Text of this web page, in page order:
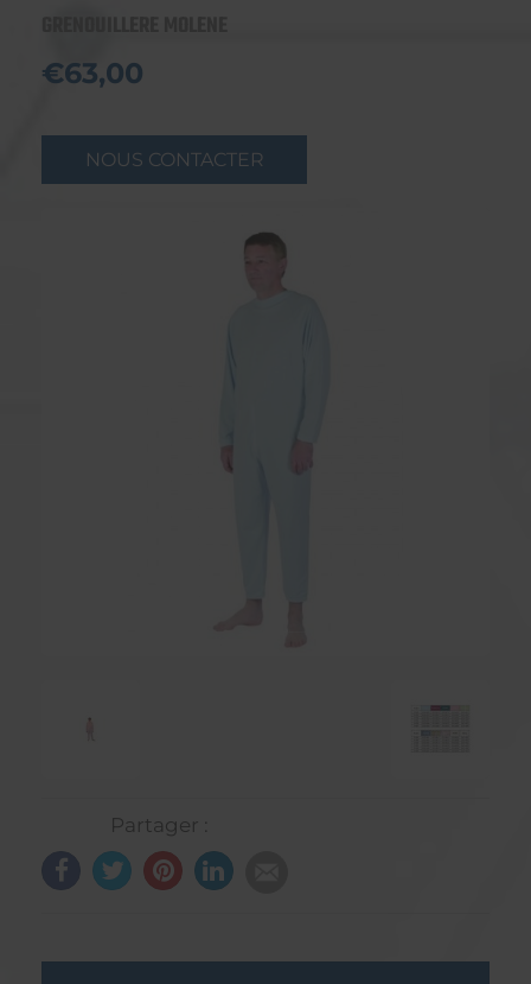
€63,00
NOUS CONTACTER
Partager :